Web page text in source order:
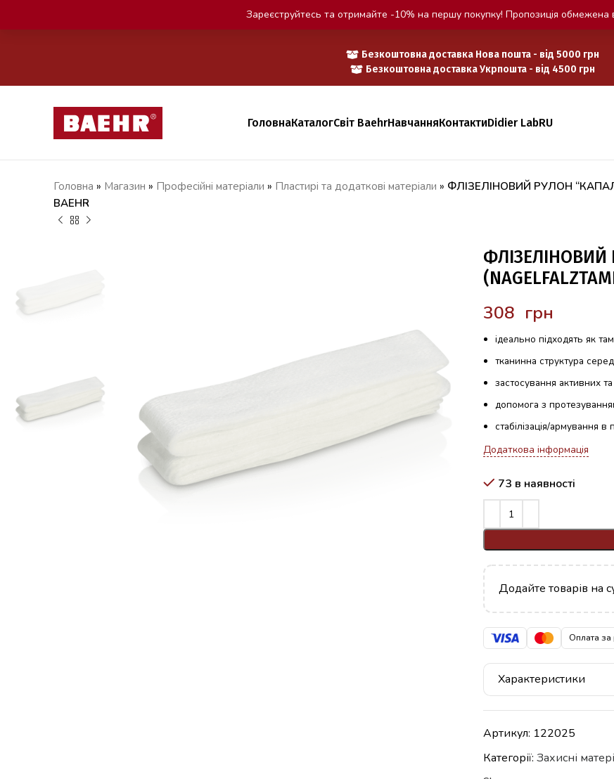
Безкоштовна доставка Нова пошта - від 5000 грн
Безкоштовна доставка Укрпошта - від 4500 грн
ГоловнаКаталогСвіт BaehrНавчанняКонтактиDidier LabRU
Головна » Магазин » Професійні матеріали » Пластирі та додаткові матеріали » ФЛІЗЕЛІНОВИЙ РУЛОН
BAEHR
грн
ідеально підходять як
тканинна структура
застосування активних
допомога з
стабілізація/армування в
Додаткова інформація
73 в наявності
Додайте товарів на
Оплата за
Характеристики
Артикул: 122025
Категорії: Захисні
Зареєструйтесь та отримайте -10% на першу покупку! Пропозиція обмежена